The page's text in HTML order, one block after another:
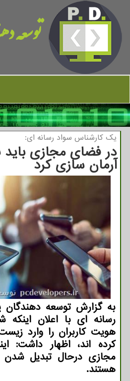
توسعه
یك كارشناس سواد رسانه ای:
در فضای مجازی باید
آرمان سازی کرد
به گزارش توسعه
رسانه ای با اعلان
هویت کاربران را وارد
کرده اند، اظهار داشت:
مجازی درحال تبدیل شدن
هستند.